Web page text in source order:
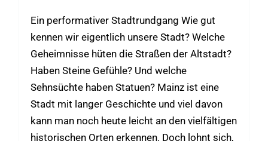
Ein performativer Stadtrundgang Wie gut
kennen wir eigentlich unsere Stadt? Welche
Geheimnisse hüten die Straßen der Altstadt?
Haben Steine Gefühle? Und welche
Sehnsüchte haben Statuen? Mainz ist eine
Stadt mit langer Geschichte und viel davon
kann man noch heute leicht an den vielfältigen
historischen Orten erkennen. Doch lohnt sich,